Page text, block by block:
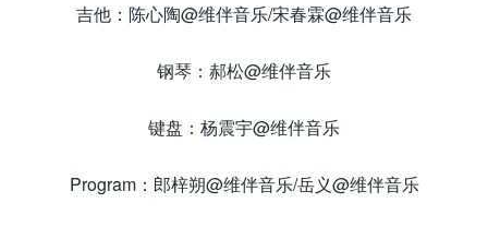
吉他：陈心陶@维伴音乐/宋春霖@维伴音乐
钢琴：郝松@维伴音乐
键盘：杨震宇@维伴音乐
Program：郎梓朔@维伴音乐/岳义@维伴音乐